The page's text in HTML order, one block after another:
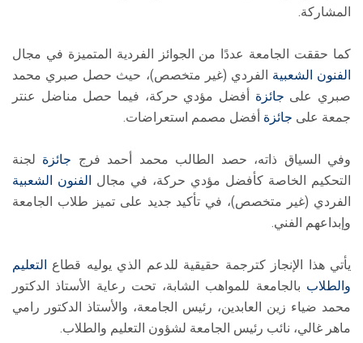
المشاركة.
كما حققت الجامعة عددًا من الجوائز الفردية المتميزة في مجال
الفنون الشعبية الفردي (غير متخصص)، حيث حصل صبري محمد
صبري على جائزة
أفضل مؤدي حركة، فيما حصل مناضل عنتر
جمعة على جائزة أفضل مصمم استعراضات.
وفي السياق ذاته، حصد الطالب محمد أحمد فرج جائزة لجنة
التحكيم الخاصة كأفضل مؤدي حركة، في مجال
الفنون الشعبية
الفردي (غير متخصص)، في تأكيد جديد على تميز طلاب الجامعة
وإبداعهم الفني.
يأتي هذا الإنجاز كترجمة حقيقية للدعم الذي يوليه قطاع التعليم
والطلاب بالجامعة للمواهب الشابة، تحت رعاية الأستاذ الدكتور
محمد ضياء زين العابدين، رئيس الجامعة، والأستاذ الدكتور رامي
ماهر غالي، نائب رئيس الجامعة لشؤون التعليم والطلاب.